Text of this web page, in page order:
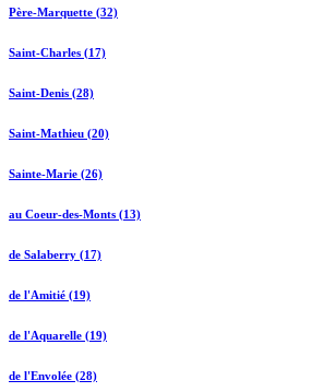
Père-Marquette (32)
Saint-Charles (17)
Saint-Denis (28)
Saint-Mathieu (20)
Sainte-Marie (26)
au Coeur-des-Monts (13)
de Salaberry (17)
de l'Amitié (19)
de l'Aquarelle (19)
de l'Envolée (28)